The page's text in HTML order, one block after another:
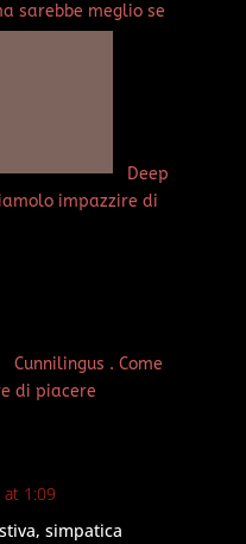
sarebbe meglio se
Deep
impazzire di
Cunnilingus . Come
di piacere
1:09
simpatica